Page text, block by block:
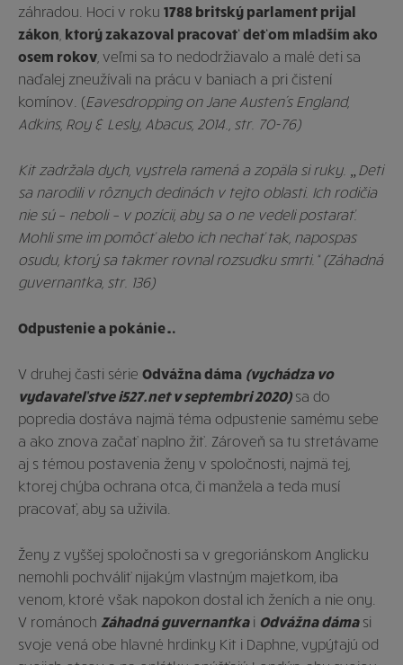
záhradou. Hoci v roku 1788 britský parlament prijal
zákon ktorý zakazoval pracovať deťom mladším ako
osem rokov , veľmi sa to nedodržiavalo a malé deti sa
naďalej zneužívali na prácu v baniach a pri čistení
komínov. (Eavesdropping on Jane Austen´s England,
Adkins, Roy & Lesly, Abacus, 2014., str. 70-76)
Kit zadržala dych, vystrela ramená a zopäla si ruky. „Deti
sa narodili v rôznych dedinách v tejto oblasti. Ich rodičia
nie sú – neboli – v pozícii, aby sa o ne vedeli postarať.
Mohli sme im pomôcť alebo ich nechať tak, napospas
osudu, ktorý sa takmer rovnal rozsudku smrti.“ (Záhadná
guvernantka, str. 136)
Odpustenie a pokánie…
V druhej časti série Odvážnadáma (vychádza vo
vydavateľstve i527.net v septembri 2020)sa do
popredia dostáva najmä téma odpustenie samému sebe
a ako znova začať naplno žiť. Zároveň sa tu stretávame
aj s témou postavenia ženy v spoločnosti, najmä tej,
ktorej chýba ochrana otca, či manžela a teda musí
pracovať, aby sa uživila.
Ženy z vyššej spoločnosti sa v gregoriánskom Anglicku
nemohli pochváliť nijakým vlastným majetkom, iba
venom, ktoré však napokon dostal ich ženích a nie ony.
V románoch Záhadná guvernantkai Odvážna dámasi
svoje vená obe hlavné hrdinky Kit i Daphne, vypýtajú od